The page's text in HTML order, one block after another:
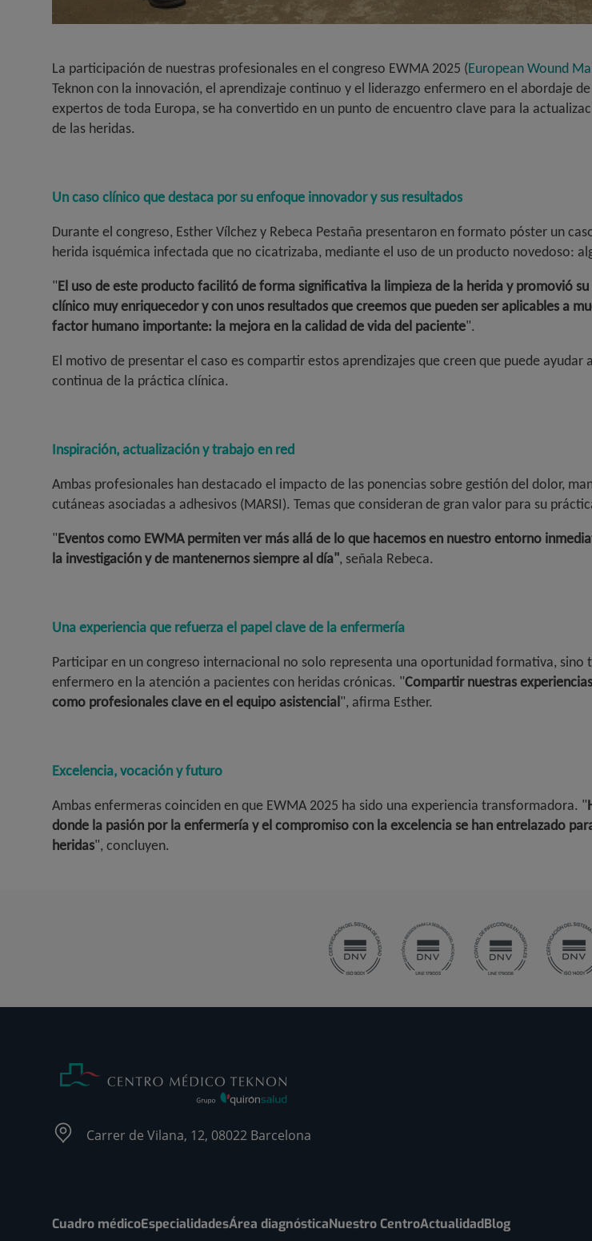
La participación de nuestras profesionales en el congreso EWMA 2025 (European Wound
Teknon con la innovación, el aprendizaje continuo y el liderazgo enfermero en el abordaje
expertos de toda Europa, se ha convertido en un punto de encuentro clave para la
de las heridas.
Un caso clínico que destaca por su enfoque innovador y sus resultados
Durante el congreso, Esther Vílchez y Rebeca Pestaña presentaron en formato póster un
herida isquémica infectada que no cicatrizaba, mediante el uso de un producto novedoso:
"El uso de este producto facilitó de forma significativa la limpieza de la herida y promovió
clínico muy enriquecedor y con unos resultados que creemos que pueden ser aplicables a
factor humano importante: la mejora en la calidad de vida del paciente".
El motivo de presentar el caso es compartir estos aprendizajes que creen que puede
continua de la práctica clínica.
Inspiración, actualización y trabajo en red
Ambas profesionales han destacado el impacto de las ponencias sobre gestión del dolor,
cutáneas asociadas a adhesivos (MARSI). Temas que consideran de gran valor para su
"Eventos como EWMA permiten ver más allá de lo que hacemos en nuestro entorno
la investigación y de mantenernos siempre al día", señala Rebeca.
Una experiencia que refuerza el papel clave de la enfermería
Participar en un congreso internacional no solo representa una oportunidad formativa, sino
enfermero en la atención a pacientes con heridas crónicas. "Compartir nuestras
como profesionales clave en el equipo asistencial", afirma Esther.
Excelencia, vocación y futuro
Ambas enfermeras coinciden en que EWMA 2025 ha sido una experiencia transformadora. "
donde la pasión por la enfermería y el compromiso con la excelencia se han entrelazado
heridas", concluyen.
Carrer de Vilana, 12, 08022 Barcelona
Cuadro médicoEspecialidadesÁrea diagnósticaNuestro CentroActualidadBlog